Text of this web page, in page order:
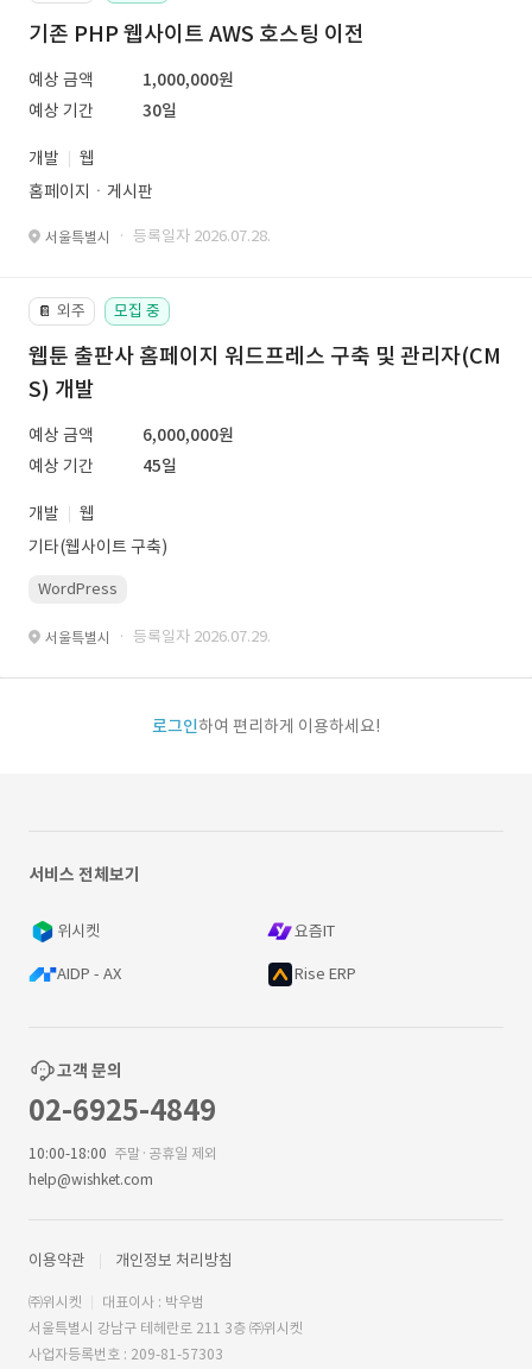
기존 PHP 웹사이트 AWS 호스팅 이전
예상 금액
1,000,000원
예상 기간
30일
개발
웹
홈페이지ㆍ게시판
서울특별시 · 등록일자 2026.07.28.
📔 외주 모집 중
웹툰 출판사 홈페이지 워드프레스 구축 및 관리자(CM
S) 개발
예상 금액
6,000,000원
예상 기간
45일
개발
웹
기타(웹사이트 구축)
WordPress
서울특별시 · 등록일자 2026.07.29.
로그인하여 편리하게 이용하세요!
서비스 전체보기
위시켓 요즘IT
AIDP - AX Rise ERP
고객 문의
02-6925-4849
10:00-18:00 주말·공휴일 제외
help@wishket.com
이용약관 개인정보 처리방침
㈜위시켓
대표이사 : 박우범
서울특별시 강남구 테헤란로 211 3층 ㈜위시켓
사업자등록번호 : 209-81-57303